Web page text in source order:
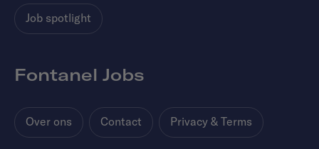
Job spotlight
Fontanel Jobs
Over ons Contact Privacy & Terms